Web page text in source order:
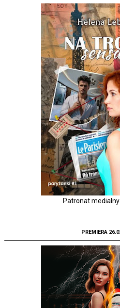
Patronat
PREMIERA